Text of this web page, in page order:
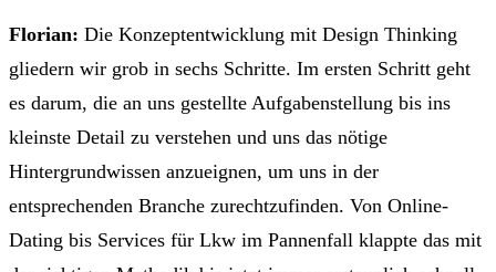
Florian: Die Konzeptentwicklung mit Design Thinking
gliedern wir grob in sechs Schritte. Im ersten Schritt geht
es darum, die an uns gestellte Aufgabenstellung bis ins
kleinste Detail zu verstehen und uns das nötige
Hintergrundwissen anzueignen, um uns in der
entsprechenden Branche zurechtzufinden. Von Online-
Dating bis Services für Lkw im Pannenfall klappte das mit